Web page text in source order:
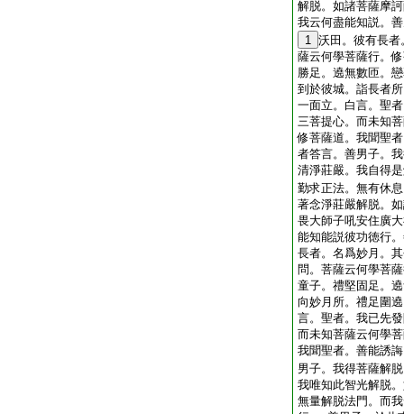
解脱。如諸菩薩摩
我云何盡能知説。
1 沃田。彼有長
薩云何學菩薩行。
勝足。遶無數匝。
到於彼城。詣長者
一面立。白言。聖
三菩提心。而未知
修菩薩道。我聞聖
者答言。善男子。
清淨莊嚴。我自得
勤求正法。無有休
著念淨莊嚴解脱。
畏大師子吼安住廣
能知能説彼功徳行
長者。名爲妙月。
問。菩薩云何學菩
童子。禮堅固足。
向妙月所。禮足圍
言。聖者。我已先
而未知菩薩云何學
我聞聖者。善能誘
男子。我得菩薩解
我唯知此智光解脱
無量解脱法門。而